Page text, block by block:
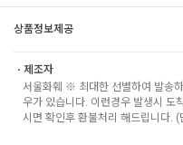
상품정보제공
ㆍ제조자
서울화훼 ※ 최대한 선별하여 발송
우가 있습니다. 이런경우 발생시
시면 확인후 환불처리 해드립니다.